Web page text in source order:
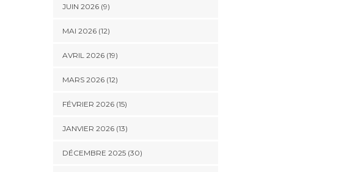
JUIN 2026 (9)
MAI 2026 (12)
AVRIL 2026 (19)
MARS 2026 (12)
FÉVRIER 2026 (15)
JANVIER 2026 (13)
DÉCEMBRE 2025 (30)